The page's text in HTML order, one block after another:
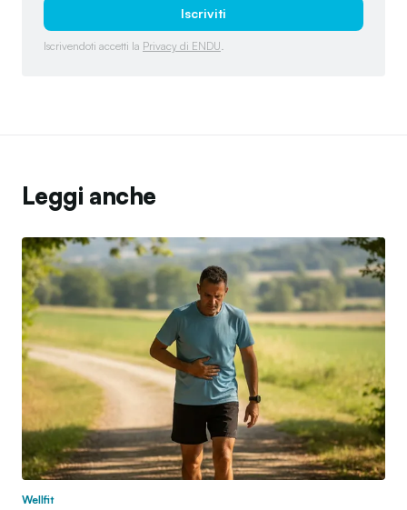
Iscriviti
Iscrivendoti accetti la Privacy di ENDU
Leggi anche
Wellfit